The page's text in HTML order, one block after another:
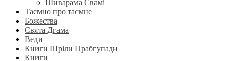
Шиварама Свамі
Таємно про таємне
Божества
Свята Дгама
Веди
Книги Шріли Прабгупади
Книги